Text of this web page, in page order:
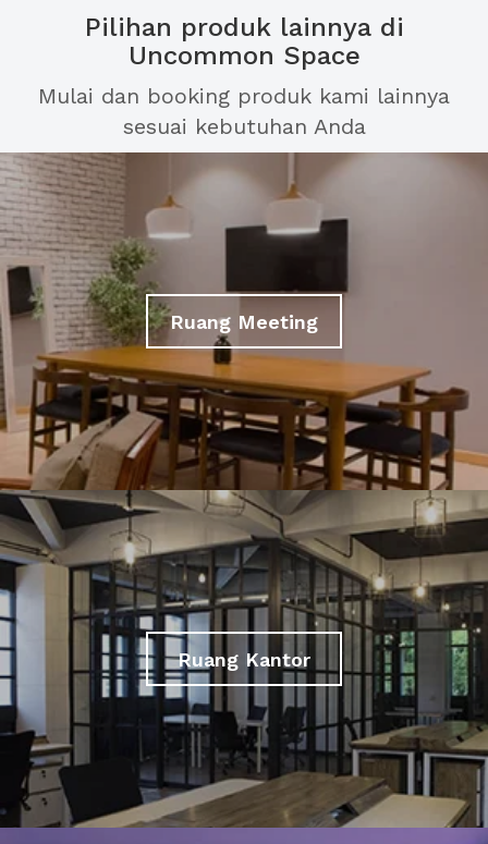
Pilihan produk lainnya di
Uncommon Space
Mulai dan booking produk kami lainnya
sesuai kebutuhan Anda
Ruang Meeting
Ruang Kantor